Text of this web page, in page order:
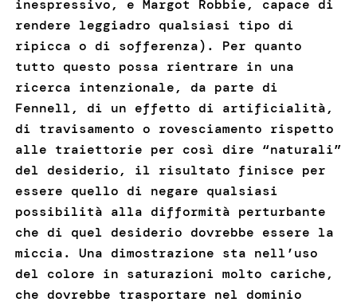
inespressivo, e Margot Robbie, capace di
rendere leggiadro qualsiasi tipo di
ripicca o di sofferenza). Per quanto
tutto questo possa rientrare in una
ricerca intenzionale, da parte di
Fennell, di un effetto di artificialità,
di travisamento o rovesciamento rispetto
alle traiettorie per così dire “naturali”
del desiderio, il risultato finisce per
essere quello di negare qualsiasi
possibilità alla difformità perturbante
che di quel desiderio dovrebbe essere la
miccia. Una dimostrazione sta nell’uso
del colore in saturazioni molto cariche,
che dovrebbe trasportare nel dominio